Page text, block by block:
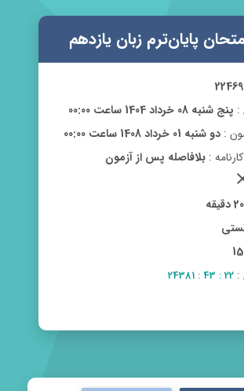
پایان‌ترم زبان یازدهم
: پنج شنبه 08 خرداد 1404 ساعت 00:00
: دو شنبه 01 خرداد 1408 ساعت 00:00
: بلافاصله پس از آزمون
20 دقیقه
15
:
22 : 43 : 24381